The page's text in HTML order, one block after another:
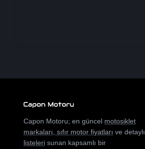
Capon Motoru; en güncel motosiklet
markaları sıfır motor fiyatları ve detaylı
listeleri sunan kapsamlı bir